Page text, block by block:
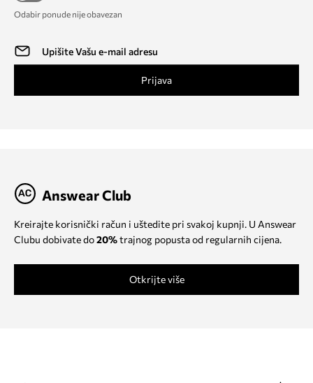
Odabir ponude nije obavezan
Prijava
Answear Club
Kreirajte korisnički račun i uštedite pri svakoj kupnji. U Answear
Clubu dobivate do20%trajnog popusta od regularnih cijena.
Otkrijte više